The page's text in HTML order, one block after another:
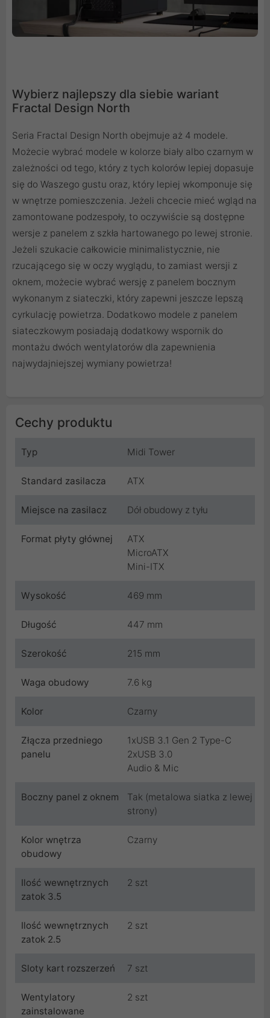
Wybierz najlepszy dla siebie wariant
Fractal Design North
Seria Fractal Design North obejmuje aż 4 modele.
Możecie wybrać modele w kolorze biały albo czarnym w
zależności od tego, który z tych kolorów lepiej dopasuje
się do Waszego gustu oraz, który lepiej wkomponuje się
w wnętrze pomieszczenia. Jeżeli chcecie mieć wgląd na
zamontowane podzespoły, to oczywiście są dostępne
wersje z panelem z szkła hartowanego po lewej stronie.
Jeżeli szukacie całkowicie minimalistycznie, nie
rzucającego się w oczy wyglądu, to zamiast wersji z
oknem, możecie wybrać wersję z panelem bocznym
wykonanym z siateczki, który zapewni jeszcze lepszą
cyrkulację powietrza. Dodatkowo modele z panelem
siateczkowym posiadają dodatkowy wspornik do
montażu dwóch wentylatorów dla zapewnienia
najwydajniejszej wymiany powietrza!
Cechy produktu
Typ Midi Tower
Standard zasilacza ATX
Miejsce na zasilacz Dół obudowy z tyłu
Format płyty głównej
ATX
MicroATX
Mini-ITX
Wysokość 469 mm
Długość 447 mm
Szerokość 215 mm
Waga obudowy 7.6 kg
Kolor Czarny
Złącza przedniego
panelu
1xUSB 3.1 Gen 2 Type-C
2xUSB 3.0
Audio & Mic
Boczny panel z oknem
Tak (metalowa siatka z lewej
strony)
Kolor wnętrza
obudowy
Czarny
Ilość wewnętrznych
zatok 3.5
2 szt
Ilość wewnętrznych
zatok 2.5
2 szt
Sloty kart rozszerzeń 7 szt
Wentylatory
zainstalowane
2 szt